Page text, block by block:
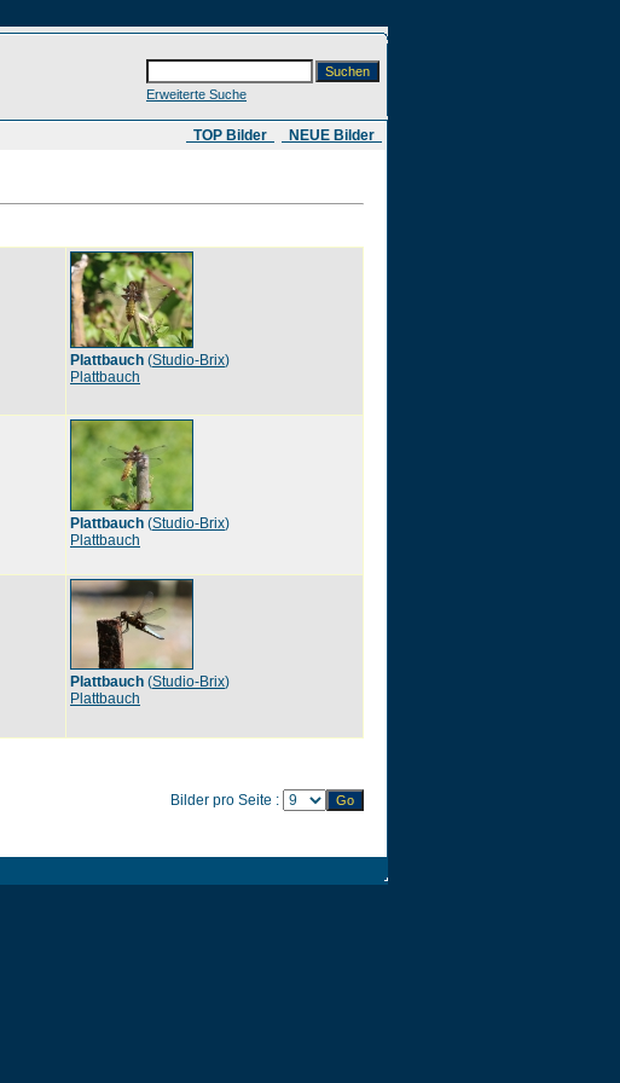
Erweiterte Suche
​ TOP Bilder NEUE Bilder
Plattbauch (Studio-Brix)
Plattbauch
Plattbauch (Studio-Brix)
Plattbauch
Plattbauch (Studio-Brix)
Plattbauch
Bilder pro Seite :